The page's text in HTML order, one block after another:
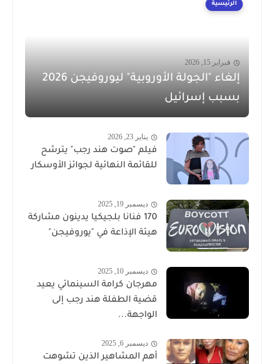
الرئيسية
فبراير 15, 2026
إلغاء "الجولة الأوروبية" ليوروفيجن 2026
بسبب إسرائيل
يناير 23, 2026
فيلم "صوت هند رجب" يترشح
للقائمة النهائية لجوائز الأوسكار
ديسمبر 19, 2025
170 فنانا بلجيكيا يدينون مشاركة
هيئة الإذاعة في "يوروفيجن"
ديسمبر 10, 2025
مهرجان كرامة السينمائي يعيد
قضية الطفلة هند رجب إلى
الواجهة...
ديسمبر 6, 2025
أهم المشاهير الذين تشوهت